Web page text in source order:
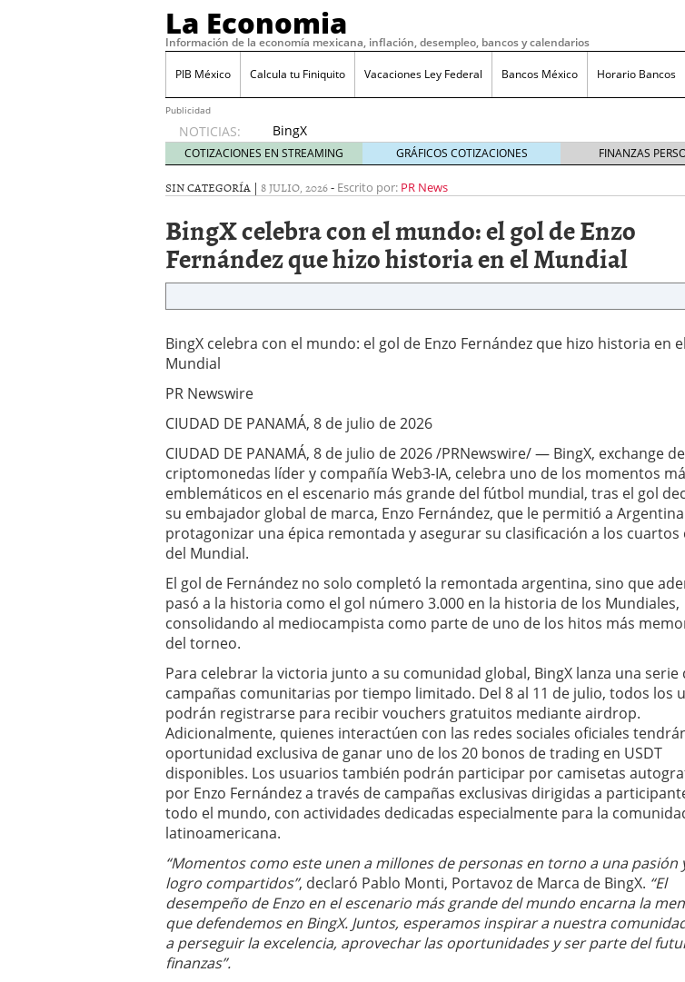
La Economia
Información de la economía mexicana, inflación, desempleo, bancos y calendarios
PIB México Calcula tu Finiquito Vacaciones Ley Federal Bancos México Horario Bancos
Publicidad
NOTICIAS:
BingX
celebra
con el
mundo:
Enzo
Fernández
que hizo
historia
Mundial
2026
COTIZACIONES EN STREAMING GRÁFICOS COTIZACIONES FINANZAS
SIN CATEGORÍA | 8 JULIO, 2026- Escrito por: PR News
BingX celebra con el mundo: el gol de Enzo
Fernández que hizo historia en el Mundial
BingX celebra con el mundo: el gol de Enzo Fernández que hizo historia en el
Mundial
PR Newswire
CIUDAD DE PANAMÁ, 8 de julio de 2026
CIUDAD DE PANAMÁ, 8 de julio de 2026 /PRNewswire/ — BingX, exchange de
criptomonedas líder y compañía Web3-IA, celebra uno de los momentos
emblemáticos en el escenario más grande del fútbol mundial, tras el gol
su embajador global de marca, Enzo Fernández, que le permitió a Argentina
protagonizar una épica remontada y asegurar su clasificación a los cuartos
del Mundial.
El gol de Fernández no solo completó la remontada argentina, sino que
pasó a la historia como el gol número 3.000 en la historia de los Mundiales,
consolidando al mediocampista como parte de uno de los hitos más
del torneo.
Para celebrar la victoria junto a su comunidad global, BingX lanza una serie
campañas comunitarias por tiempo limitado. Del 8 al 11 de julio, todos los
podrán registrarse para recibir vouchers gratuitos mediante airdrop.
Adicionalmente, quienes interactúen con las redes sociales oficiales
oportunidad exclusiva de ganar uno de los 20 bonos de trading en USDT
disponibles. Los usuarios también podrán participar por camisetas
por Enzo Fernández a través de campañas exclusivas dirigidas a
todo el mundo, con actividades dedicadas especialmente para la
latinoamericana.
“Momentos como este unen a millones de personas en torno a una pasión
logro compartidos”, declaró Pablo Monti, Portavoz de Marca de BingX. “El
desempeño de Enzo en el escenario más grande del mundo encarna la
que defendemos en BingX. Juntos, esperamos inspirar a nuestra
a perseguir la excelencia, aprovechar las oportunidades y ser parte del
finanzas”.